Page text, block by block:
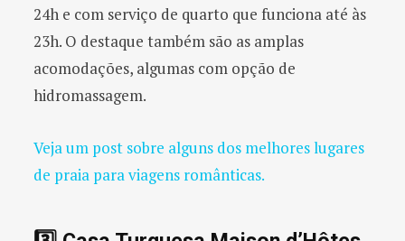
24h e com serviço de quarto que funciona até às
23h. O destaque também são as amplas
acomodações, algumas com opção de
hidromassagem.
Veja um post sobre alguns dos melhores lugares
de praia para viagens românticas.